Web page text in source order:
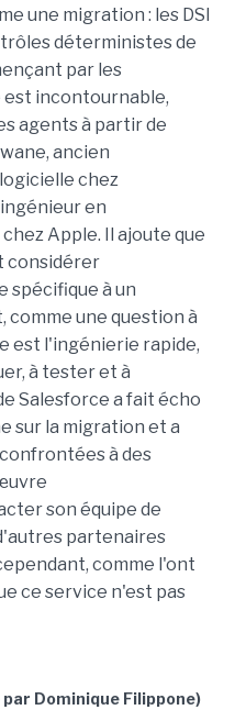
une migration : les DSI
déterministes de
par les
incontournable,
agents à partir de
ancien
chez
en
Apple. Il ajoute que
considérer
spécifique à un
comme une question à
est l'ingénierie rapide,
à tester et à
Salesforce a fait écho
sur la migration et a
à des
son équipe de
partenaires
comme l'ont
ce service n'est pas
Dominique Filippone)